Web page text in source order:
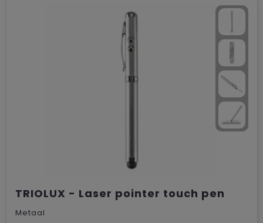
TRIOLUX - Laser pointer touch pen
Metaal